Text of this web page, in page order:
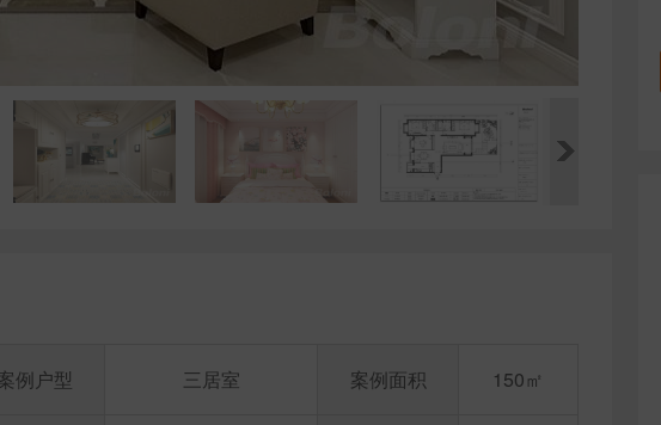
点击浏览下一张
例户型 三居室 案例面积 150㎡